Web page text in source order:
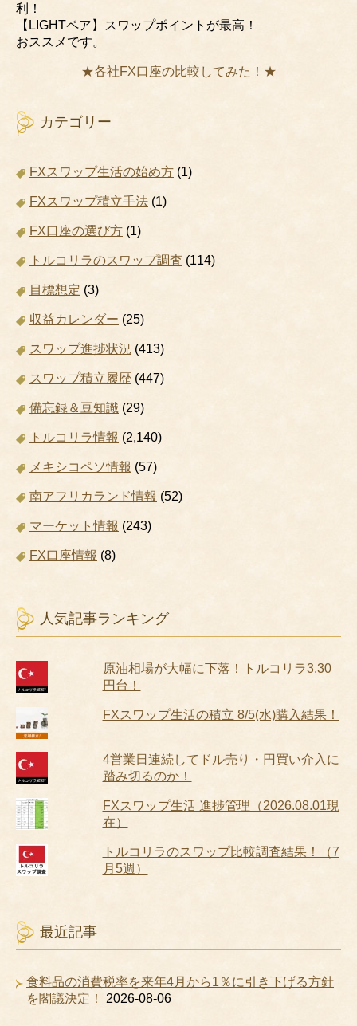
利！
【LIGHTペア】スワップポイントが最高！
おススメです。
★各社FX口座の比較してみた！★
カテゴリー
FXスワップ生活の始め方 (1)
FXスワップ積立手法 (1)
FX口座の選び方 (1)
トルコリラのスワップ調査 (114)
目標想定 (3)
収益カレンダー (25)
スワップ進捗状況 (413)
スワップ積立履歴 (447)
備忘録＆豆知識 (29)
トルコリラ情報 (2,140)
メキシコペソ情報 (57)
南アフリカランド情報 (52)
マーケット情報 (243)
FX口座情報 (8)
人気記事ランキング
原油相場が大幅に下落！トルコリラ3.30
円台！
FXスワップ生活の積立 8/5(水)購入結果！
4営業日連続してドル売り・円買い介入に
踏み切るのか！
FXスワップ生活 進捗管理（2026.08.01現
在）
トルコリラのスワップ比較調査結果！（7
月5週）
最近記事
食料品の消費税率を来年4月から1％に引き下げる方針
を閣議決定！
2026-08-06